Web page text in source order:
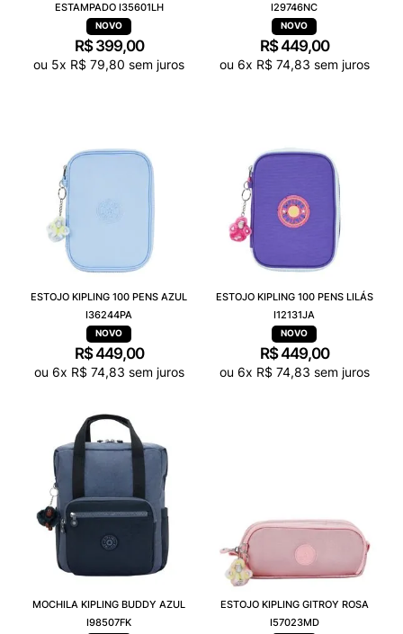
ESTAMPADO I35601LH
R$ 399,00
ou 5x R$ 79,80 sem juros
I29746NC
R$449,00
ou 6x R$ 74,83 sem juros
ESTOJO KIPLING 100 PENS AZUL
I36244PA
R$449,00
ou 6x R$ 74,83 sem juros
ESTOJO KIPLING 100 PENS LILÁS
I12131JA
R$449,00
ou 6x R$ 74,83 sem juros
MOCHILA KIPLING BUDDY AZUL
I98507FK
ESTOJO KIPLING GITROY ROSA
I57023MD